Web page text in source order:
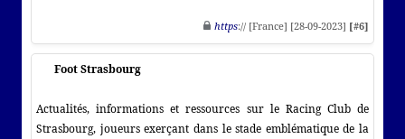
https:// [France] [28-09-2023] [#6]
Foot Strasbourg
Actualités, informations et ressources sur le Racing Club de
Strasbourg, joueurs exerçant dans le stade emblématique de la